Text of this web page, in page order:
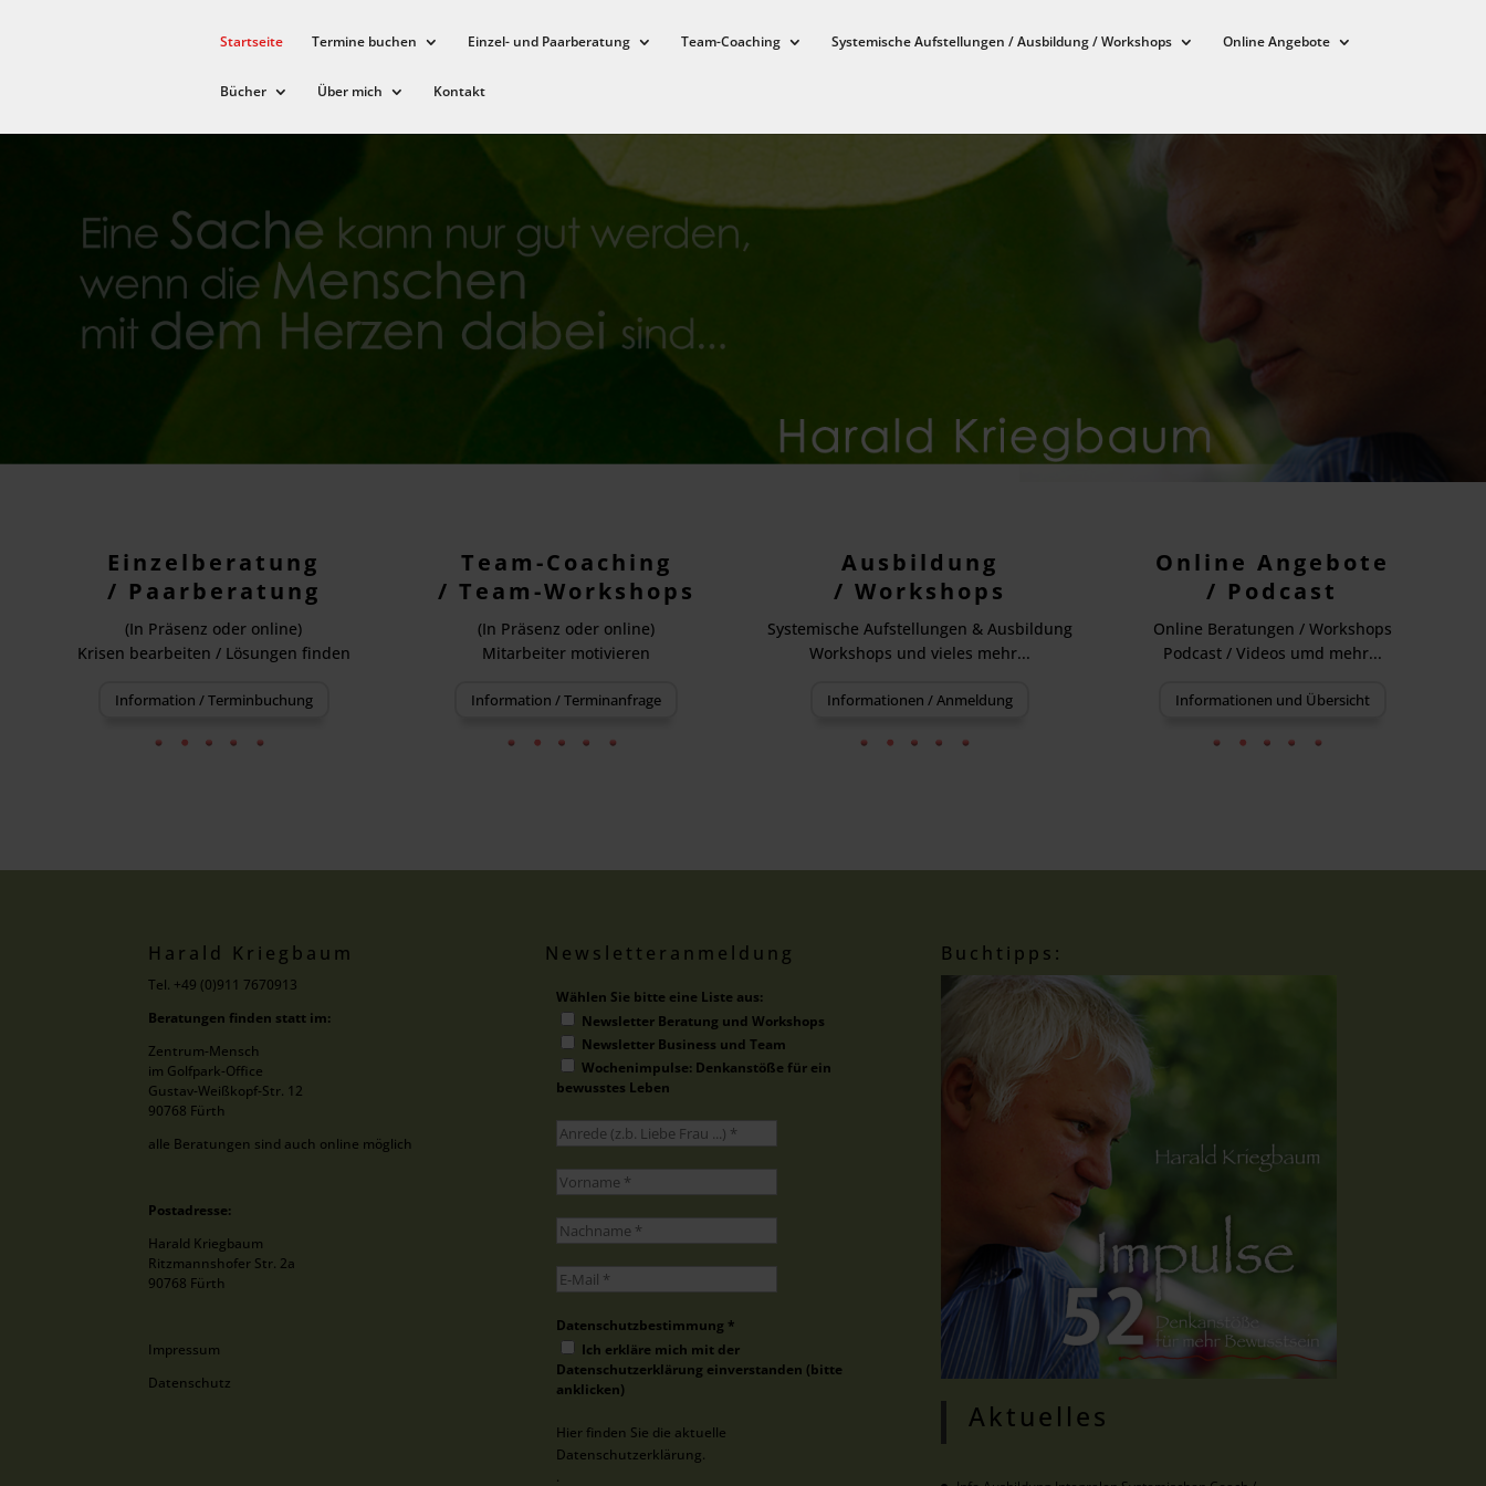
Startseite Termine buchen Einzel- und Paarberatung Team-Coaching Systemische Aufstellungen / Ausbildung / Workshops Online Angebote
Bücher Über mich Kontakt
Einzelberatung
/ Paarberatung
(In Präsenz oder online)
Krisen bearbeiten / Lösungen finden
Information / Terminbuchung
Team-Coaching
/ Team-Workshops
(In Präsenz oder online)
Mitarbeiter motivieren
Information / Terminanfrage
Ausbildung
/ Workshops
Systemische Aufstellungen & Ausbildung
Workshops und vieles mehr...
Informationen / Anmeldung
Online Angebote
/ Podcast
Online Beratungen / Workshops
Podcast / Videos umd mehr...
Informationen und Übersicht
Harald Kriegbaum
Tel. +49 (0)911 7670913
Beratungen finden statt im:
Zentrum-Mensch
im Golfpark-Office
Gustav-Weißkopf-Str. 12
90768 Fürth
alle Beratungen sind auch online möglich
Postadresse:
Harald Kriegbaum
Ritzmannshofer Str. 2a
90768 Fürth
Impressum
Datenschutz
Newsletteranmeldung
Wählen Sie bitte eine Liste aus:
Newsletter Beratung und Workshops
Newsletter Business und Team
Wochenimpulse: Denkanstöße für ein
bewusstes Leben
Datenschutzbestimmung *
Ich erkläre mich mit der
Datenschutzerklärung einverstanden (bitte
anklicken)
Hier finden Sie die aktuelle
Datenschutzerklärung.
.
Buchtipps:
Aktuelles